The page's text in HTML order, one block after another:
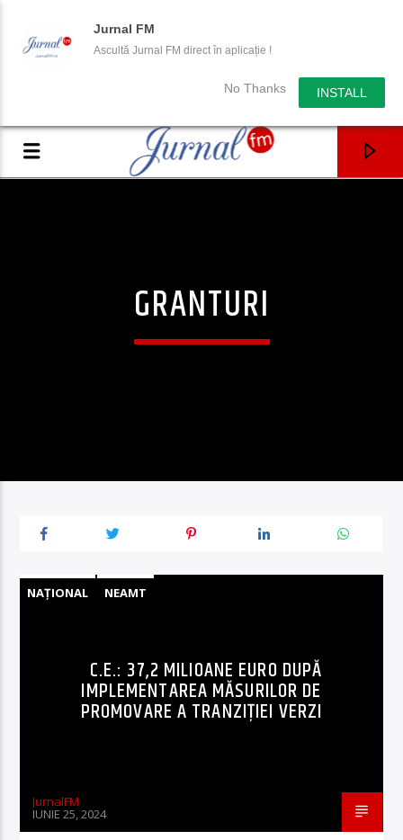
Jurnal FM
Ascultă Jurnal FM direct în aplicație !
No Thanks INSTALL
GRANTURI
NAȚIONAL NEAMT
C.E.: 37,2 MILIOANE EURO DUPĂ
IMPLEMENTAREA MĂSURILOR DE
PROMOVARE A TRANZIȚIEI VERZI
JurnalFM
IUNIE 25, 2024